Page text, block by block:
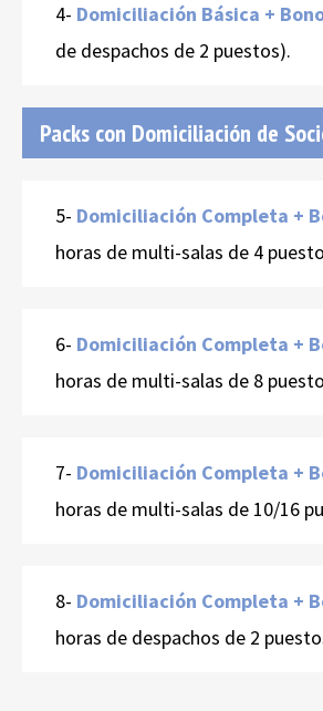
4- Domiciliación Básica +
de despachos de 2 puestos).
Packs con Domiciliación de
5- Domiciliación Completa +
horas de multi-salas de 4
6- Domiciliación Completa +
horas de multi-salas de 8
7- Domiciliación Completa +
horas de multi-salas de 10/16
8- Domiciliación Completa +
horas de despachos de 2